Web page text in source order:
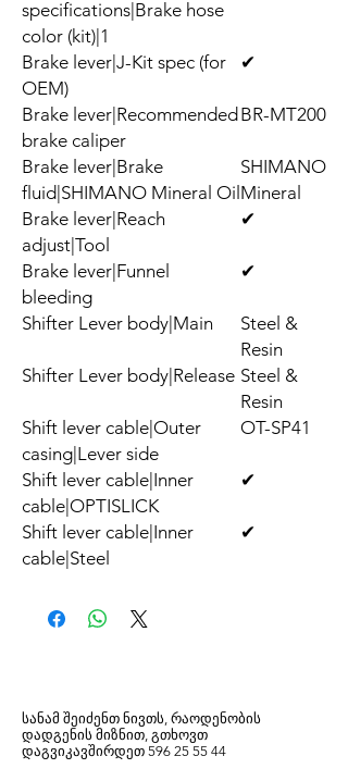
specifications|Brake hose
color (kit)|1
Brake lever|J-Kit spec (for
OEM)
✔
Brake lever|Recommended
brake caliper
BR-MT200
Brake lever|Brake
fluid|SHIMANO Mineral Oil
SHIMANO
Mineral
Brake lever|Reach
adjust|Tool
✔
Brake lever|Funnel
bleeding
✔
Shifter Lever body|Main
Steel &
Resin
Shifter Lever body|Release Steel &
Resin
Shift lever cable|Outer
casing|Lever side
OT-SP41
Shift lever cable|Inner
cable|OPTISLICK
✔
Shift lever cable|Inner
cable|Steel
✔
სანამ შეიძენთ ნივთს, რაოდენობის
დადგენის მიზნით, გთხოვთ
დაგვიკავშირდეთ 596 25 55 44